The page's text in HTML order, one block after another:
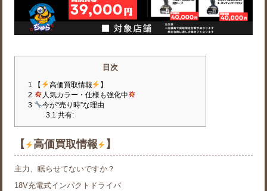
目次
1 【 高価買取情報
】
2
人気カラー・仕様も強化中
3
今が“売り時”な理由
3.1 共有:
【 高価買取情報 】
主力、眠らせてないですか？
18V充電式インパクトドライバ